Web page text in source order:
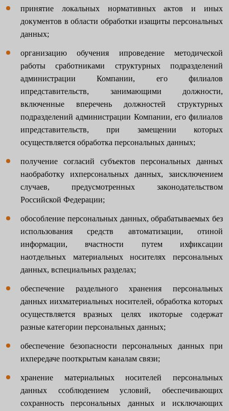
принятие локальных нормативных актов и иных
документов в области обработки изащиты персональных
данных;
организацию обучения ипроведение методической
работы сработниками структурных подразделений
администрации Компании, его филиалов
ипредставительств, занимающими должности,
включенные вперечень должностей структурных
подразделений администрации Компании, его филиалов
ипредставительств, при замещении которых
осуществляется обработка персональных данных;
получение согласий субъектов персональных данных
наобработку ихперсональных данных, заисключением
случаев, предусмотренных законодательством
Российской Федерации;
обособление персональных данных, обрабатываемых без
использования средств автоматизации, отиной
информации, вчастности путем ихфиксации
наотдельных материальных носителях персональных
данных, вспециальных разделах;
обеспечение раздельного хранения персональных
данных иихматериальных носителей, обработка которых
осуществляется вразных целях икоторые содержат
разные категории персональных данных;
обеспечение безопасности персональных данных при
ихпередаче пооткрытым каналам связи;
хранение материальных носителей персональных
данных ссоблюдением условий, обеспечивающих
сохранность персональных данных и исключающих